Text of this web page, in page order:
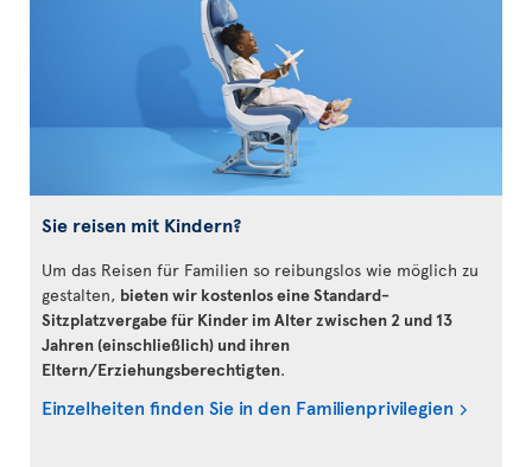
Sie reisen mit Kindern?
Um das Reisen für Familien so reibungslos wie möglich zu
gestalten, bieten wir kostenlos eine Standard-
Sitzplatzvergabe für Kinder im Alter zwischen 2 und 13
Jahren (einschließlich) und ihren
Eltern/Erziehungsberechtigten.
Einzelheiten finden Sie in den Familienprivilegien